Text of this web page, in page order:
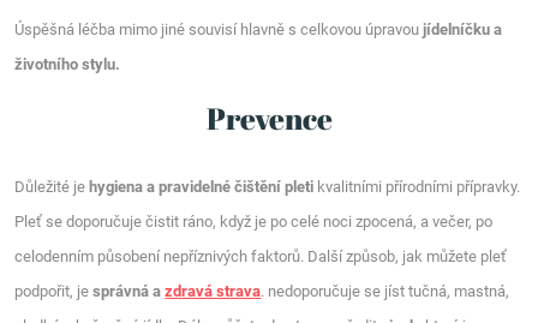
Úspěšná léčba mimo jiné souvisí hlavně s celkovou úpravou jídelníčku a
životního stylu.
Prevence
Důležité je hygiena a pravidelné čištění pleti kvalitními přírodními přípravky.
Pleť se doporučuje čistit ráno, když je po celé noci zpocená, a večer, po
celodenním působení nepříznivých faktorů. Další způsob, jak můžete pleť
podpořit, jesprávná azdravá strava. nedoporučuje se jíst tučná, mastná,